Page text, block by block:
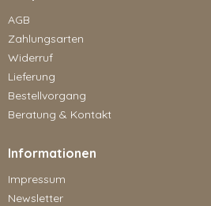
AGB
Zahlungsarten
Widerruf
Lieferung
Bestellvorgang
Beratung & Kontakt
Informationen
Impressum
Newsletter